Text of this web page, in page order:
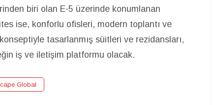
biri olan E-5 üzerinde konumlanan
ise, konforlu ofisleri, modern toplantı ve
tasarlanmış süitleri ve rezidansları,
iş ve iletişim platformu olacak.
Global